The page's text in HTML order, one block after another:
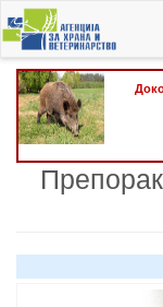
Skip
to
main
content